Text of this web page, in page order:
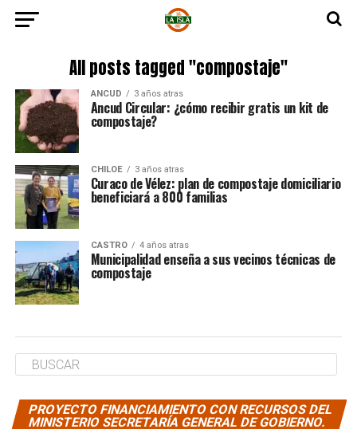
All posts tagged "compostaje"
ANCUD 3 años atras
Ancud Circular: ¿cómo recibir gratis un kit de
compostaje?
CHILOE 3 años atras
Curaco de Vélez: plan de compostaje domiciliario
beneficiará a 800 familias
CASTRO 4 años atras
Municipalidad enseña a sus vecinos técnicas de
compostaje
PROYECTO FINANCIAMIENTO CON RECURSOS DEL
MINISTERIO SECRETARÍA GENERAL DE GOBIERNO.